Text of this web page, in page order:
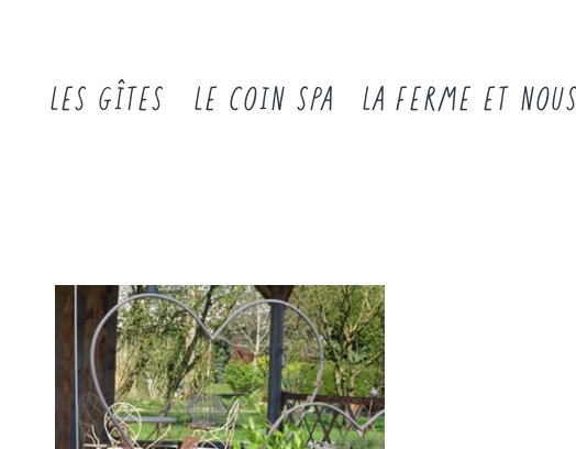
LES GÎTES LE COIN SPA LA FERME ET NOUS